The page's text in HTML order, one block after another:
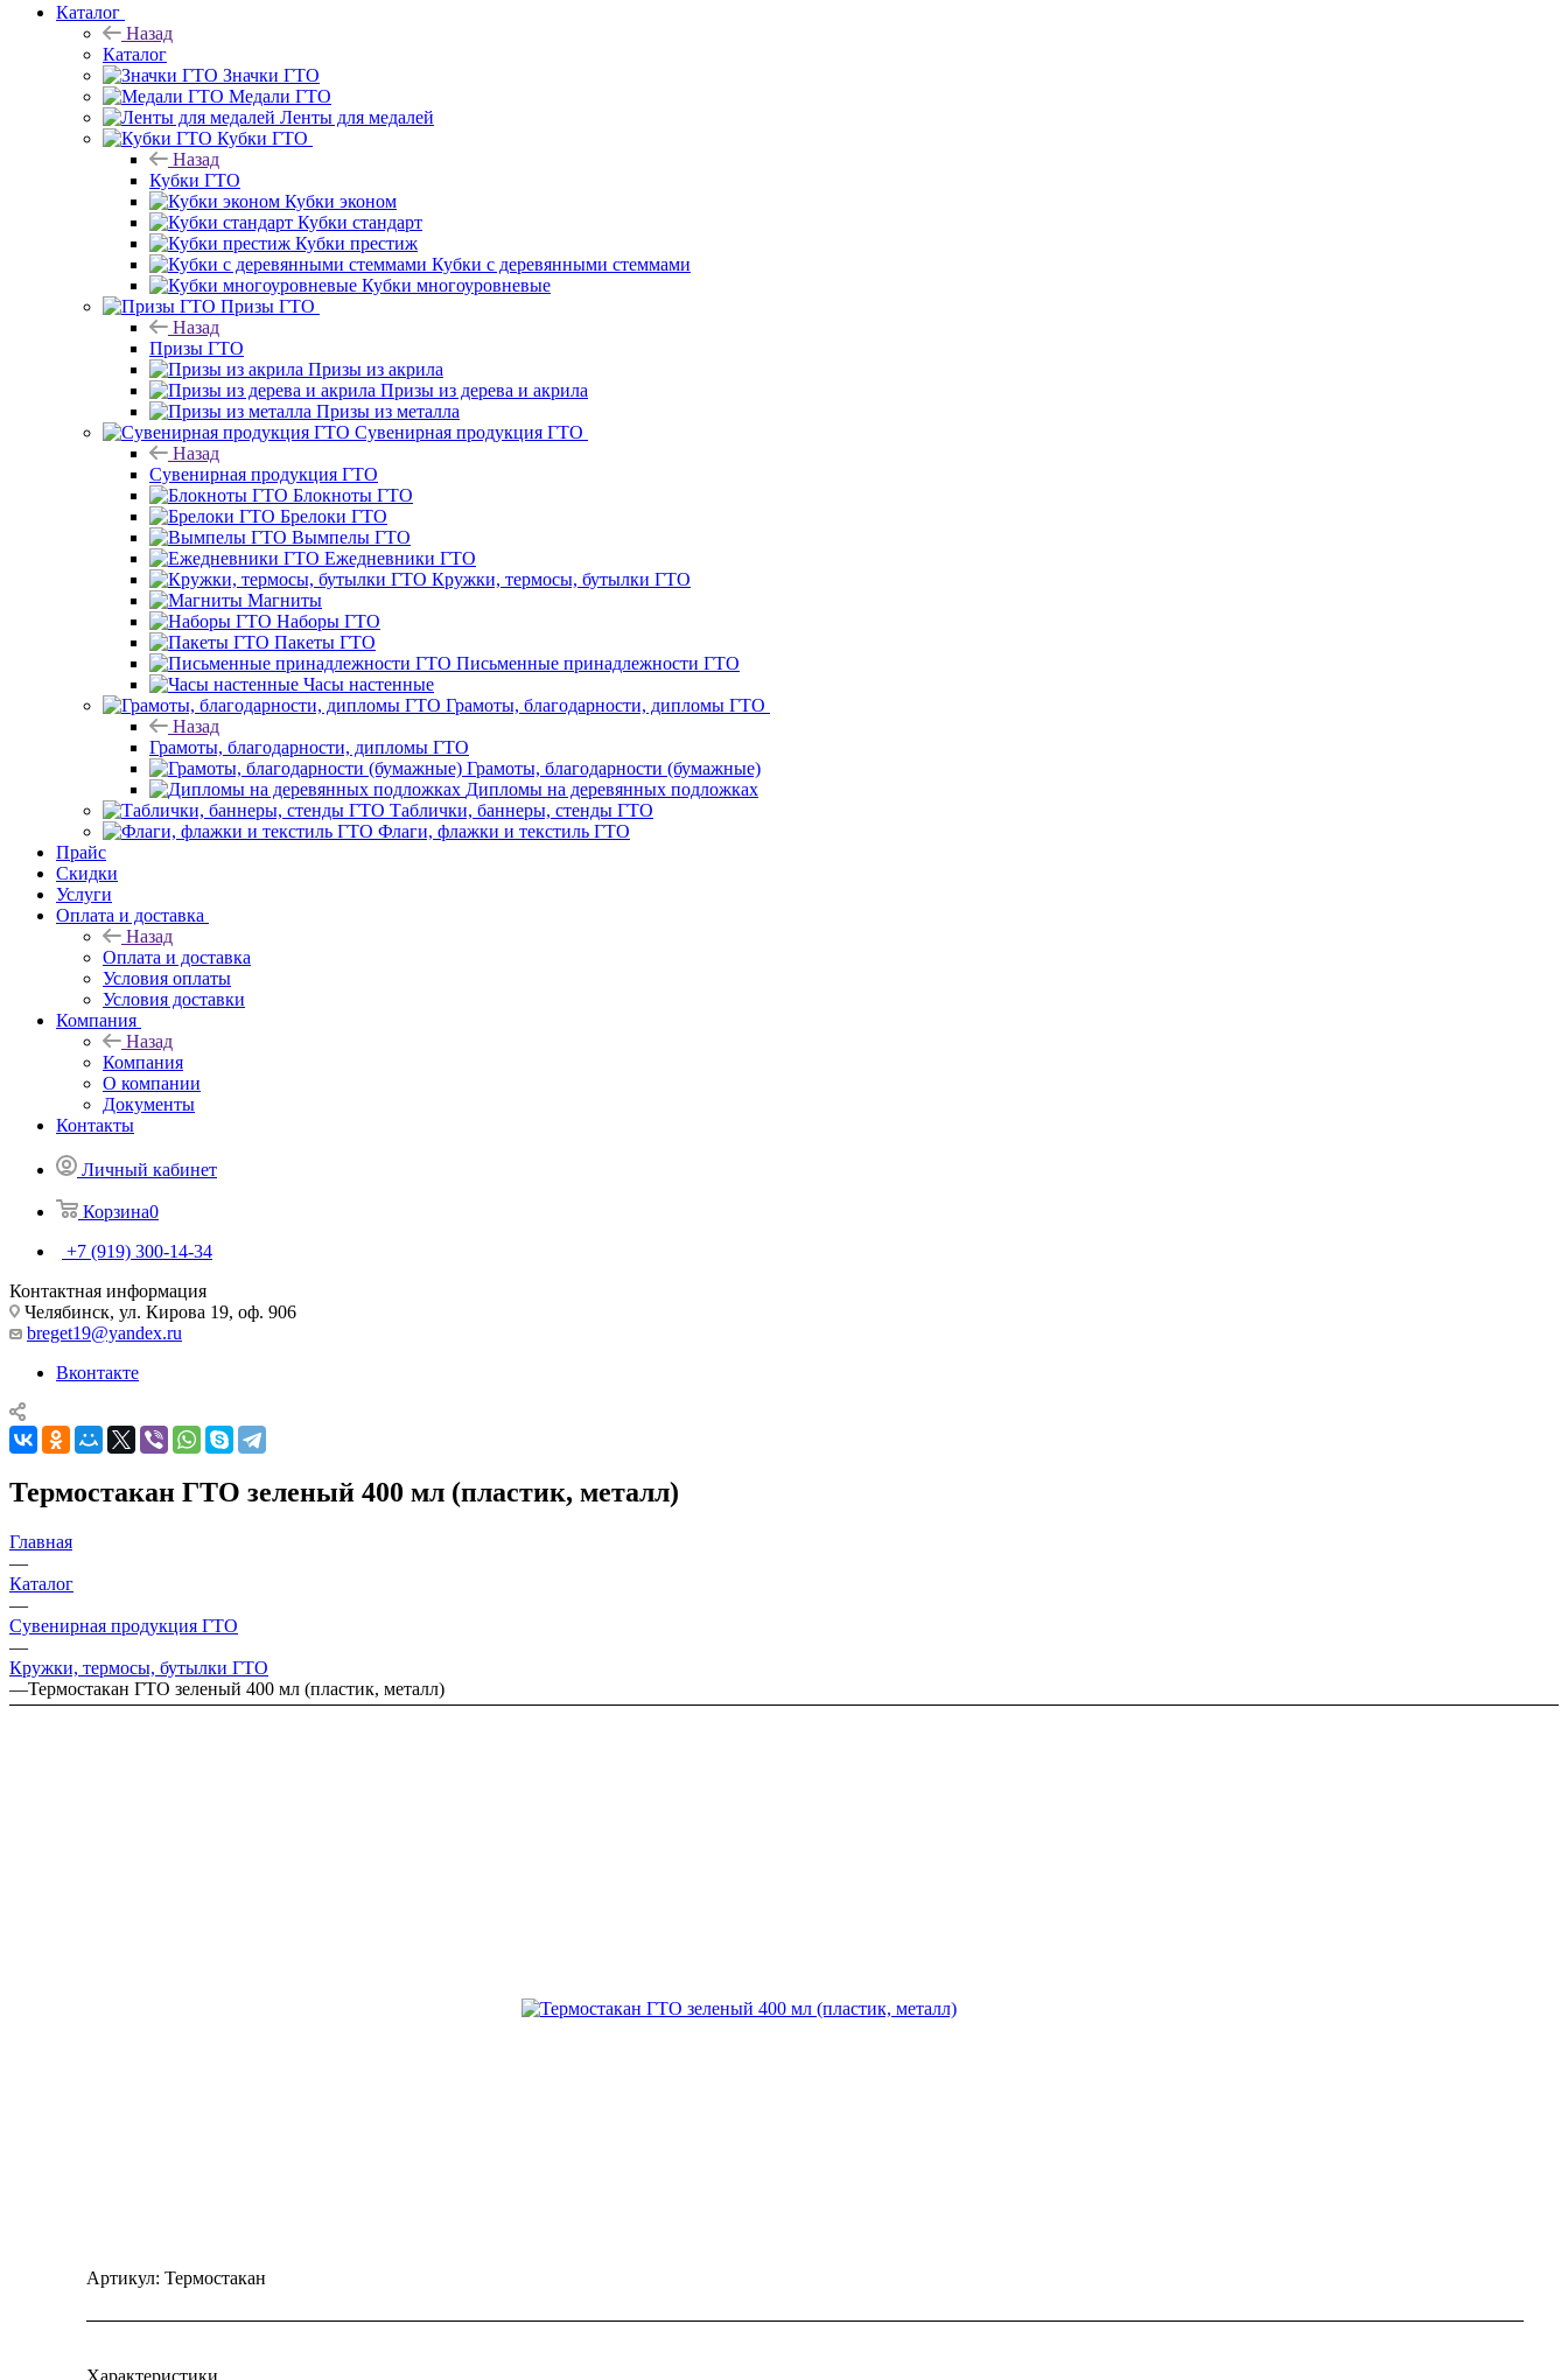
Каталог
Назад
Каталог
Значки ГТО
Медали ГТО
Ленты для медалей
Кубки ГТО
Назад
Кубки ГТО
Кубки эконом
Кубки стандарт
Кубки престиж
Кубки с деревянными стеммами
Кубки многоуровневые
Призы ГТО
Назад
Призы ГТО
Призы из акрила
Призы из дерева и акрила
Призы из металла
Сувенирная продукция ГТО
Назад
Сувенирная продукция ГТО
Блокноты ГТО
Брелоки ГТО
Вымпелы ГТО
Ежедневники ГТО
Кружки, термосы, бутылки ГТО
Магниты
Наборы ГТО
Пакеты ГТО
Письменные принадлежности ГТО
Часы настенные
Грамоты, благодарности, дипломы ГТО
Назад
Грамоты, благодарности, дипломы ГТО
Грамоты, благодарности (бумажные)
Дипломы на деревянных подложках
Таблички, баннеры, стенды ГТО
Флаги, флажки и текстиль ГТО
Прайс
Скидки
Услуги
Оплата и доставка
Назад
Оплата и доставка
Условия оплаты
Условия доставки
Компания
Назад
Компания
О компании
Документы
Контакты
Личный кабинет
Корзина0
+7 (919) 300-14-34
Контактная информация
Челябинск, ул. Кирова 19, оф. 906
breget19@yandex.ru
Вконтакте
Термостакан ГТО зеленый 400 мл (пластик, металл)
Главная
—
Каталог
—
Сувенирная продукция ГТО
—
Кружки, термосы, бутылки ГТО
—Термостакан ГТО зеленый 400 мл (пластик, металл)
Артикул: Термостакан
Характеристики